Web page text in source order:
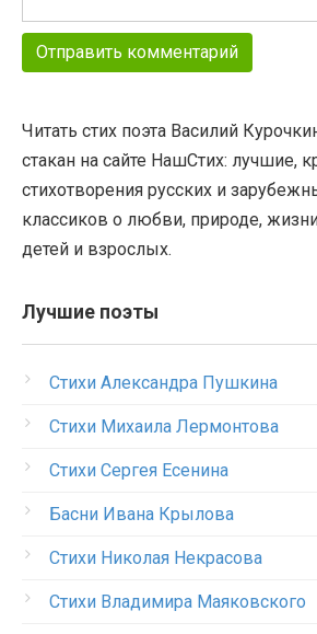
Читать стих поэта Василий
стакан на сайте НашСтих: лучшие,
стихотворения русских и
классиков о любви, природе,
детей и взрослых.
Лучшие поэты
Стихи Александра Пушкина
Стихи Михаила Лермонтова
Стихи Сергея Есенина
Басни Ивана Крылова
Стихи Николая Некрасова
Стихи Владимира Маяковского